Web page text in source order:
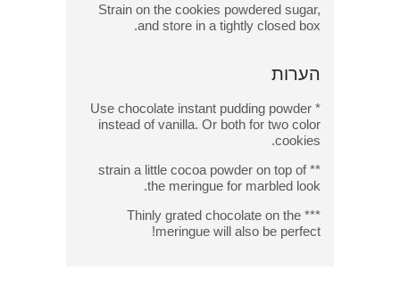
Strain on the cookies powdered sugar,
and store in a tightly closed box.
הערות
* Use chocolate instant pudding powder
instead of vanilla. Or both for two color
cookies.
** strain a little cocoa powder on top of
the meringue for marbled look.
*** Thinly grated chocolate on the
meringue will also be perfect!